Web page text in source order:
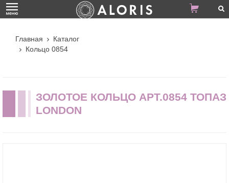
Главная
Каталог
Кольцо 0854
ЗОЛОТОЕ КОЛЬЦО АРТ.0854 ТОПАЗ
LONDON